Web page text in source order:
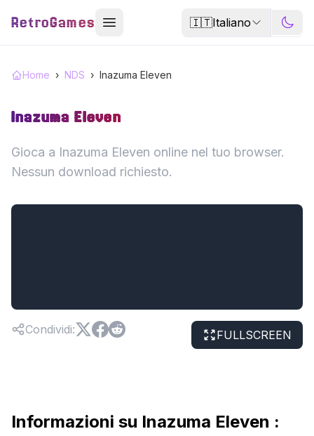
RetroGames 🇮🇹Italiano
Home › NDS › Inazuma Eleven
Inazuma Eleven
Gioca a Inazuma Eleven online nel tuo browser.
Nessun download richiesto.
Condividi: FULLSCREEN
Informazioni su Inazuma Eleven :